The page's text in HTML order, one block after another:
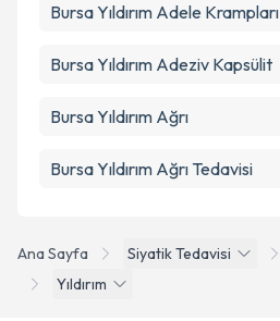
Ana Sayfa Siyatik Tedavisi
Yıldırım
Bursa Yıldırım Adele Krampları
Bursa Yıldırım Adeziv Kapsülit
Bursa Yıldırım Ağrı
Bursa Yıldırım Ağrı Tedavisi